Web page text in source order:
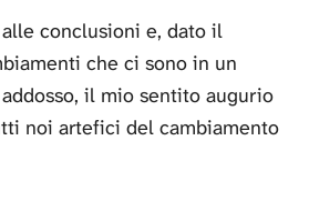
conclusioni e, dato il
che ci sono in un
il mio sentito augurio
noi artefici del cambiamento